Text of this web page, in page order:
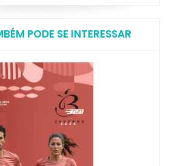
PODE SE INTERESSAR